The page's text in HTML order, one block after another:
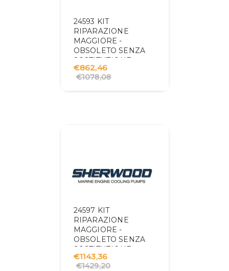
24593 KIT
RIPARAZIONE
MAGGIORE -
OBSOLETO SENZA
SOSTITUZIONE
€862,46
€1078,08
24597 KIT
RIPARAZIONE
MAGGIORE -
OBSOLETO SENZA
SOSTITUZIONE
€1143,36
€1429,20